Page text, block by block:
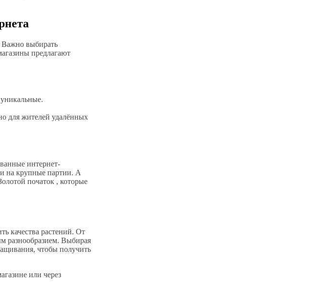
Важно выбирать
предлагают
для жителей удалённых
интернет-
на крупные партии. А
початок , которые
качества растений. От
разнообразием. Выбирая
чтобы получить
или через